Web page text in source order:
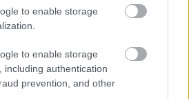
to enable storage
to enable storage
including authentication
prevention, and other